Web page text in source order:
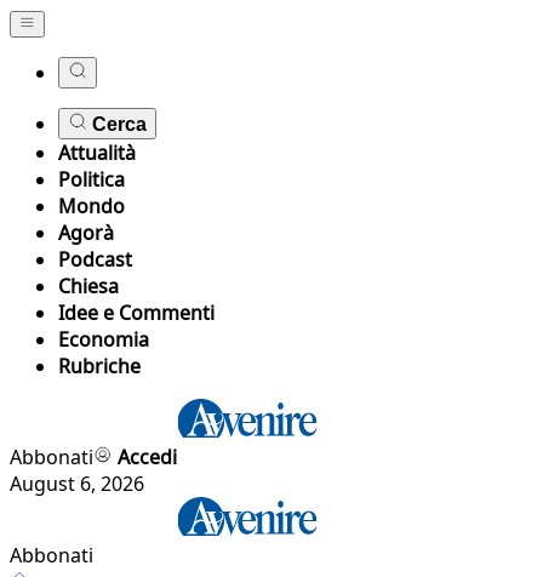
Cerca
Attualità
Politica
Mondo
Agorà
Podcast
Chiesa
Idee e Commenti
Economia
Rubriche
Abbonati
Accedi
August 6, 2026
Abbonati